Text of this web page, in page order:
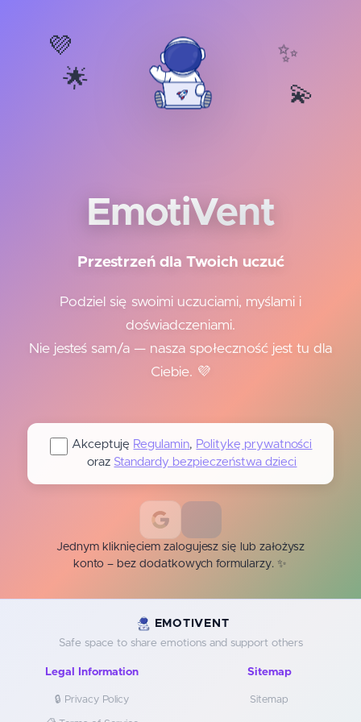
💜 ✨
🌟
💫
EmotiVent
Przestrzeń dla Twoich uczuć
Podziel się swoimi uczuciami, myślami i
doświadczeniami.
Nie jesteś sam/a — nasza społeczność jest tu dla
Ciebie. 💜
Akceptuję Regulamin, Politykę prywatności
oraz Standardy bezpieczeństwa dzieci
Jednym kliknięciem zalogujesz się lub założysz
konto – bez dodatkowych formularzy. ✨
EMOTIVENT
Safe space to share emotions and support others
Legal Information
🔒 Privacy Policy
Sitemap
Sitemap